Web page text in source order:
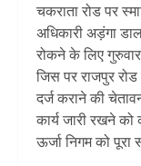
चकराता रोड पर
अधिकारी अड़ंगा
रोकने के लिए
जिस पर राजपुर
दर्ज कराने की
कार्य जारी रखने
ऊर्जा निगम को पूरा